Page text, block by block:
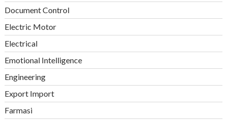
Document Control
Electric Motor
Electrical
Emotional Intelligence
Engineering
Export Import
Farmasi